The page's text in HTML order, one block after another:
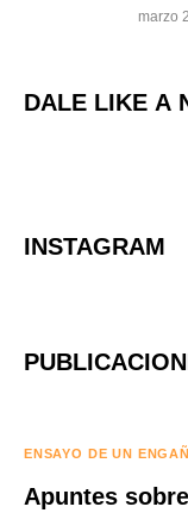
marzo
DALE LIKE A
INSTAGRAM
ENSAYO DE UN
Apuntes